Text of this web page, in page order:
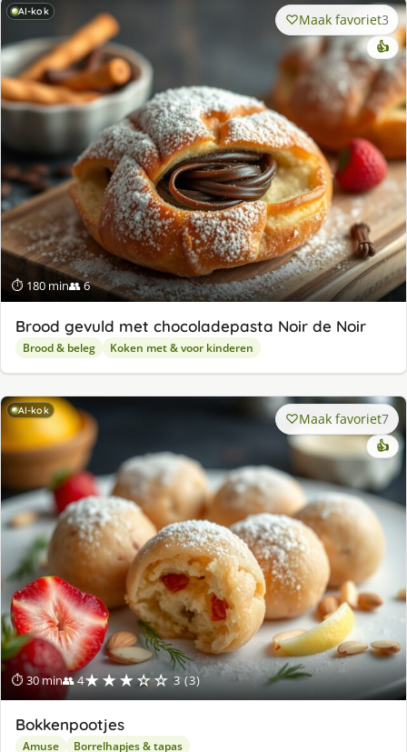
AI-kok
⏱ 180 min👥 6
Maak favoriet3
👍
Brood gevuld met chocoladepasta Noir de Noir
Brood & beleg Koken met & voor kinderen
AI-kok
⏱ 30 min👥 4★★★☆☆ 3 (3)
Maak favoriet7
👍
Bokkenpootjes
Amuse Borrelhapjes & tapas